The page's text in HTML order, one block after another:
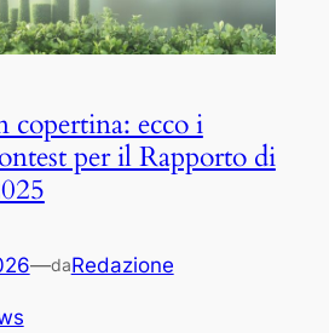
copertina: ecco i
per il Rapporto di
—daRedazione